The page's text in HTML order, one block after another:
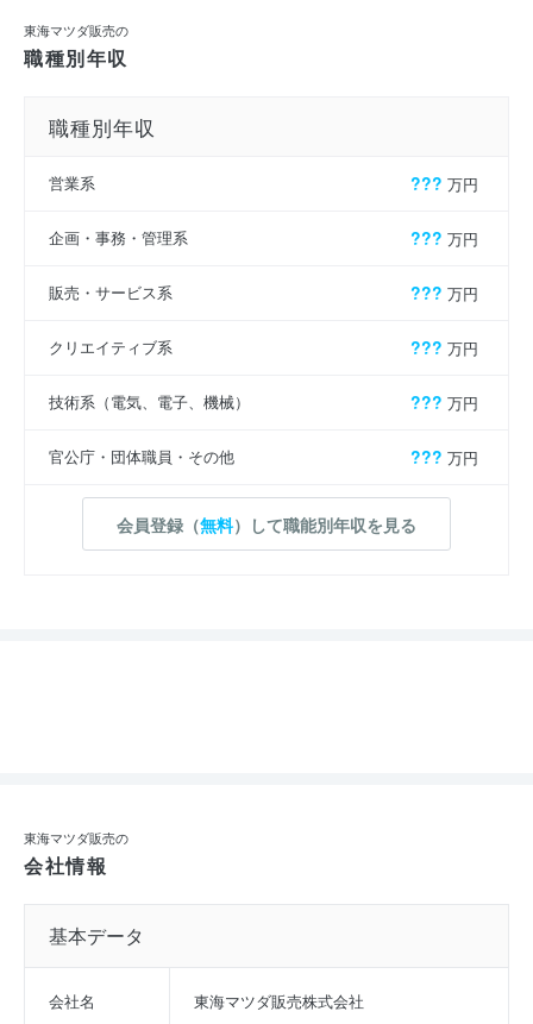
東海マツダ販売の
職種別年収
職種別年収
営業系 ??? 万円
企画・事務・管理系 ??? 万円
販売・サービス系 ??? 万円
クリエイティブ系 ??? 万円
技術系（電気、電子、機械） ??? 万円
官公庁・団体職員・その他 ??? 万円
会員登録（無料）して職能別年収を見る
東海マツダ販売の
会社情報
基本データ
会社名 東海マツダ販売株式会社